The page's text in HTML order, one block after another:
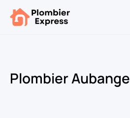
Plombier Aubange